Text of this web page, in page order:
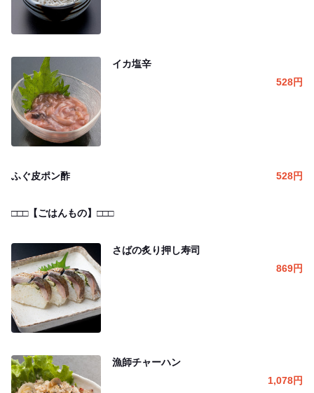
イカ塩辛
528円
ふぐ皮ポン酢 528円
□□□【ごはんもの】□□□
さばの炙り押し寿司
869円
漁師チャーハン
1,078円